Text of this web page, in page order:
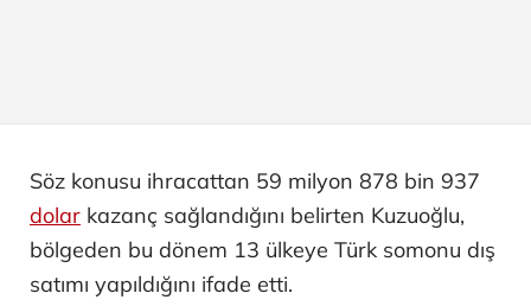
Söz konusu ihracattan 59 milyon 878 bin 937
dolar kazanç sağlandığını belirten Kuzuoğlu,
bölgeden bu dönem 13 ülkeye Türk somonu dış
satımı yapıldığını ifade etti.